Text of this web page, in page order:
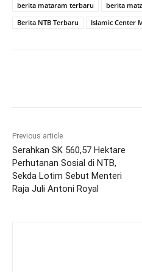
berita mataram terbaru
berita
Berita NTB Terbaru
Islamic Center
Previous article
Serahkan SK 560,57 Hektare
Perhutanan Sosial di NTB,
Sekda Lotim Sebut Menteri
Raja Juli Antoni Royal